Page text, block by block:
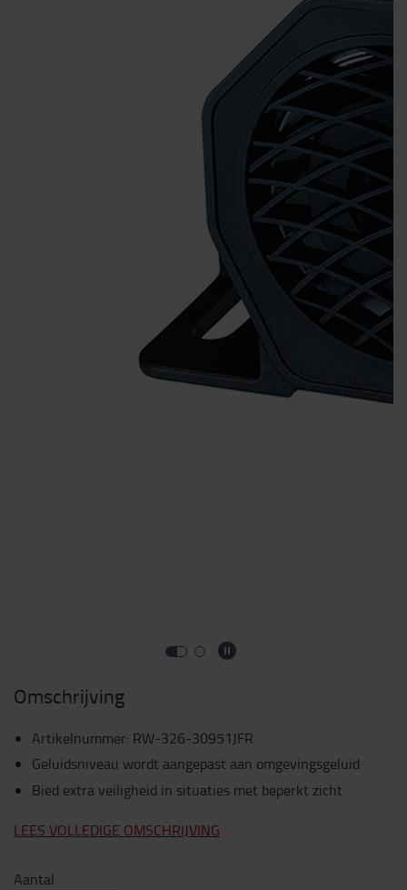
Omschrijving
Artikelnummer: RW-326-30951JFR
Geluidsniveau wordt aangepast aan omgevingsgeluid
Bied extra veiligheid in situaties met beperkt zicht
LEES VOLLEDIGE OMSCHRIJVING
Aantal